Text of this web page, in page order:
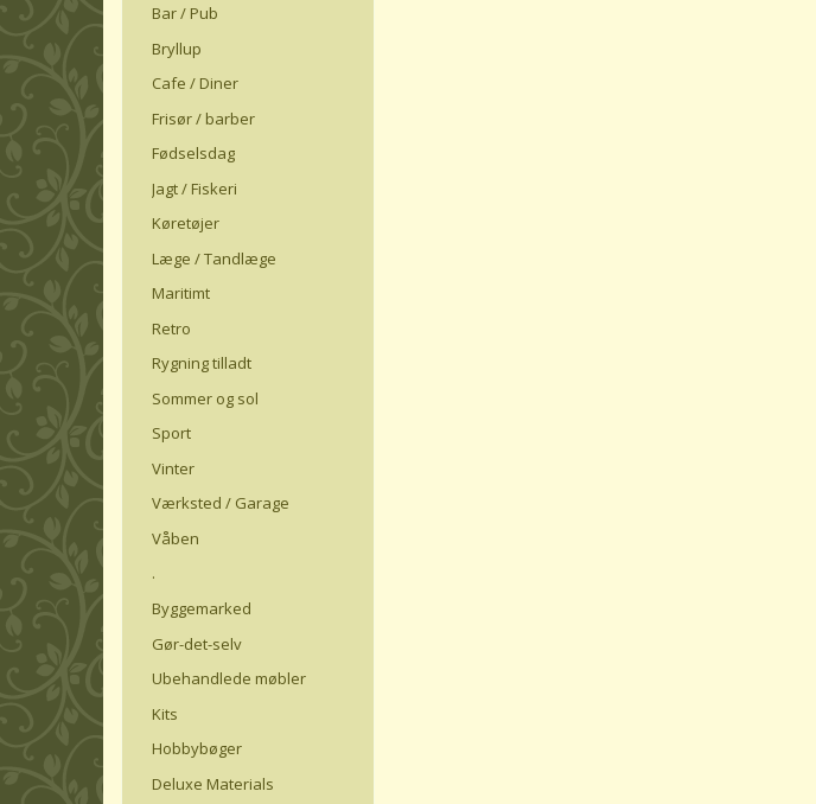
Bar / Pub
Bryllup
Cafe / Diner
Frisør / barber
Fødselsdag
Jagt / Fiskeri
Køretøjer
Læge / Tandlæge
Maritimt
Retro
Rygning tilladt
Sommer og sol
Sport
Vinter
Værksted / Garage
Våben
.
Byggemarked
Gør-det-selv
Ubehandlede møbler
Kits
Hobbybøger
Deluxe Materials